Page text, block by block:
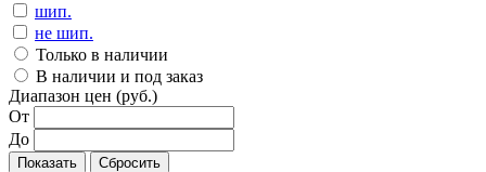
шип.
не шип.
Только в наличии
В наличии и под заказ
Диапазон цен (руб.)
От
До
Показать Сбросить